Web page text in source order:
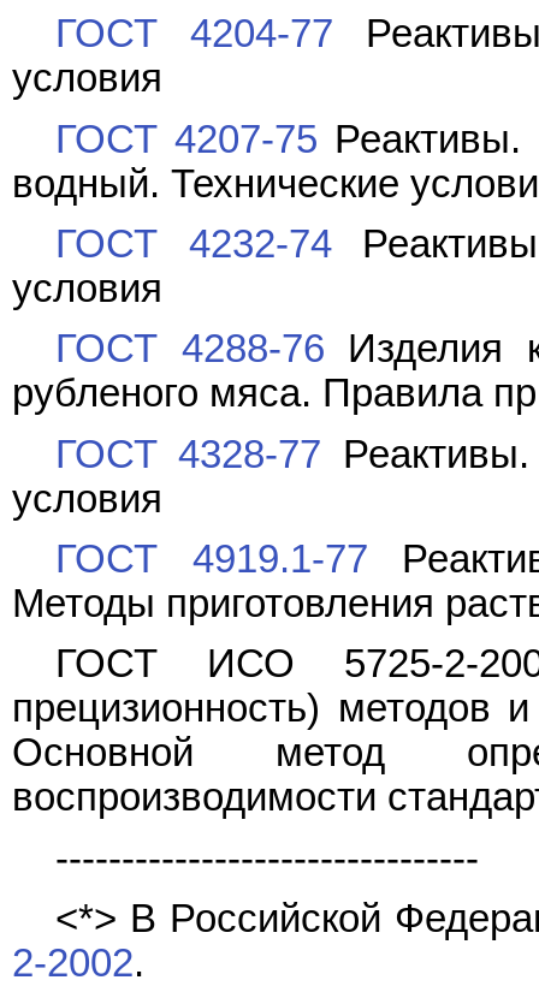
ГОСТ 4204-77
условия
ГОСТ 4207-75 Реактивы.
водный. Технические
ГОСТ 4232-74
условия
ГОСТ 4288-76 Изделия
рубленого мяса. Правила
ГОСТ 4328-77
условия
ГОСТ 4919.1-77
Методы приготовления
ГОСТ ИСО 5725-2-
прецизионность) методов
Основной метод
воспроизводимости
--------------------------------
<*> В Российской
2-2002.